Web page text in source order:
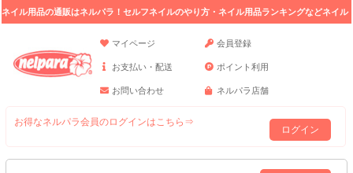
ネイル用品の通販はネルパラ！セルフネイルのやり方・ネイル用品ランキングなどネイル
マイページ
会員登録
お支払い・配送 ポイント利用
お問い合わせ ネルパラ店舗
お得なネルパラ会員のログインはこちら⇒
ログイン